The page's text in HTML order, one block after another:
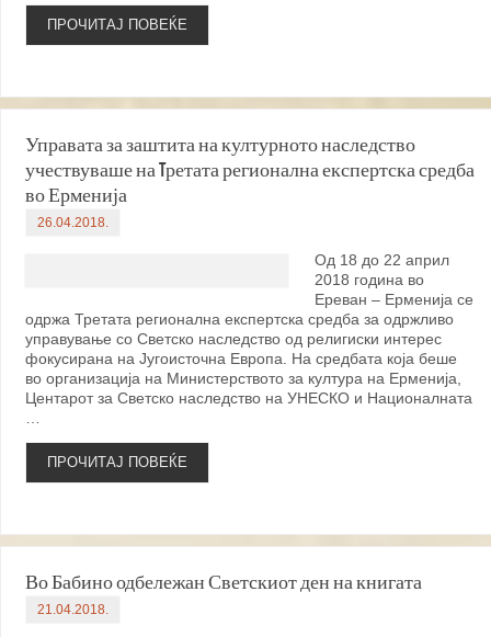
ПРОЧИТАЈ ПОВЕЌЕ
Управата за заштита на културното наследство
учествуваше на Tретата регионална експертска средба
во Ерменија
26.04.2018.
Од 18 до 22 април
2018 година во
Ереван – Ерменија се
одржа Третата регионална експертска средба за одржливо
управување со Светско наследство од религиски интерес
фокусирана на Југоисточна Европа. На средбата која беше
во организација на Министерството за култура на Ерменија,
Центарот за Светско наследство на УНЕСКО и Националната
…
ПРОЧИТАЈ ПОВЕЌЕ
Во Бабино одбележан Светскиот ден на книгата
21.04.2018.